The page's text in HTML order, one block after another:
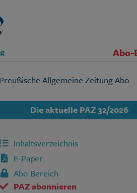
Abo-
Die aktuelle PAZ 32/2026
Inhaltsverzeichnis
E-Paper
Abo Bereich
PAZ abonnieren